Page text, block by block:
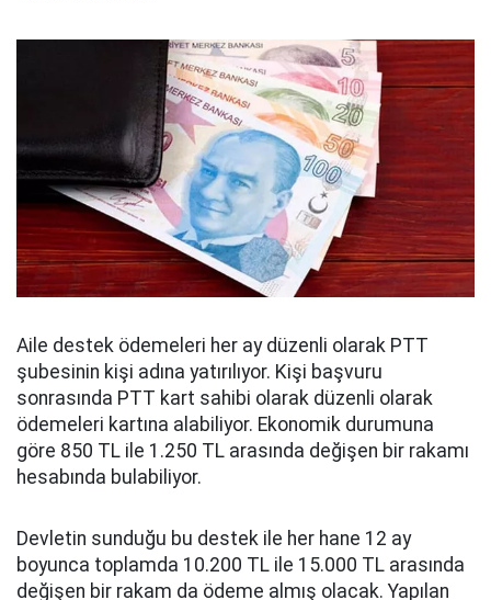
Aile destek ödemeleri her ay düzenli olarak PTT
şubesinin kişi adına yatırılıyor. Kişi başvuru
sonrasında PTT kart sahibi olarak düzenli olarak
ödemeleri kartına alabiliyor. Ekonomik durumuna
göre 850 TL ile 1.250 TL arasında değişen bir rakamı
hesabında bulabiliyor.
Devletin sunduğu bu destek ile her hane 12 ay
boyunca toplamda 10.200 TL ile 15.000 TL arasında
değişen bir rakam da ödeme almış olacak. Yapılan